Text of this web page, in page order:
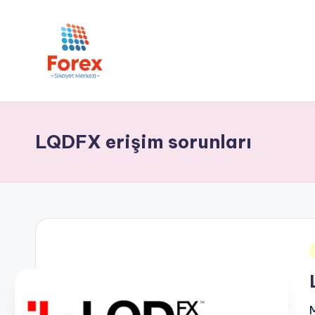
LQDFX erişim sorunları